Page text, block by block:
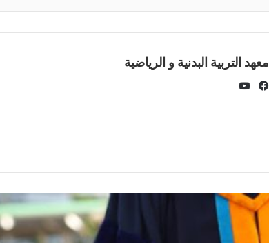
معهد التربية البدنية و الرياضية